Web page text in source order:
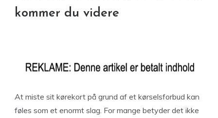
kommer du videre
At miste sit kørekort på grund af et kørselsforbud kan
føles som et enormt slag. For mange betyder det ikke